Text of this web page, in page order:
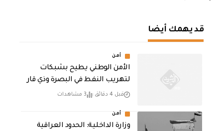
قد يهمك أيضا
أمن
الأمن الوطني يطيح بشبكات
لتهريب النفط في البصرة وذي قار
قبل 4 دقائق 3 مشاهدات
أمن
وزارة الداخلية: الحدود العراقية